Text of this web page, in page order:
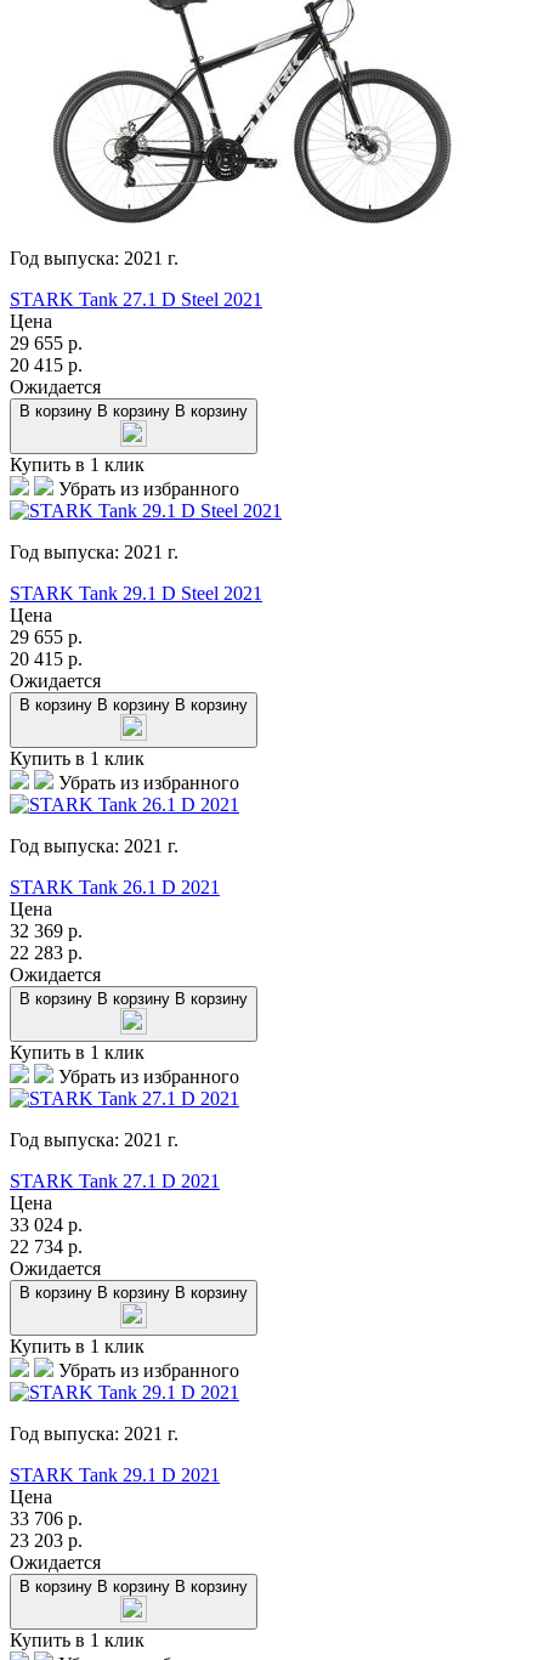
Год выпуска: 2021 г.
STARK Tank 27.1 D Steel 2021
Цена
29 655 р.
20 415 р.
Ожидается
В корзину В корзину В корзину
Купить в 1 клик
Убрать из избранного
Год выпуска: 2021 г.
STARK Tank 29.1 D Steel 2021
Цена
29 655 р.
20 415 р.
Ожидается
В корзину В корзину В корзину
Купить в 1 клик
Убрать из избранного
Год выпуска: 2021 г.
STARK Tank 26.1 D 2021
Цена
32 369 р.
22 283 р.
Ожидается
В корзину В корзину В корзину
Купить в 1 клик
Убрать из избранного
Год выпуска: 2021 г.
STARK Tank 27.1 D 2021
Цена
33 024 р.
22 734 р.
Ожидается
В корзину В корзину В корзину
Купить в 1 клик
Убрать из избранного
Год выпуска: 2021 г.
STARK Tank 29.1 D 2021
Цена
33 706 р.
23 203 р.
Ожидается
В корзину В корзину В корзину
Купить в 1 клик